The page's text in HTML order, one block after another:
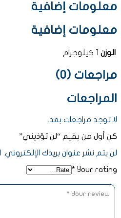
معلومات إضافية
معلومات إضافية
الوزن 1 كيلوجرام
مراجعات (0)
المراجعات
لا توجد مراجعات بعد.
كن أول من يقيم “لن تؤذيني”
لن يتم نشر عنوان بريدك الإلكتروني.
Your rating
*